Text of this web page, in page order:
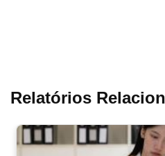
Relatórios